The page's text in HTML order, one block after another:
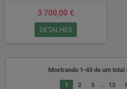
3 700,00 €
DETALHES
Mostrando 1-45 de um total
1 2 3 … 13